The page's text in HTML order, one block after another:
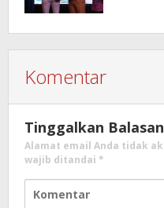
Komentar
Tinggalkan Balasan
Alamat email Anda tidak
wajib ditandai *